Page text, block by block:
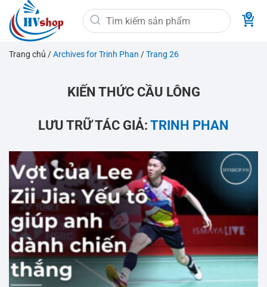
qua
nội
dung
Tìm
kiếm:
Trang chủ /Archives for Trinh Phan /Trang 26
KIẾN THỨC CẦU LÔNG
LƯU TRỮ TÁC GIẢ: TRINH PHAN